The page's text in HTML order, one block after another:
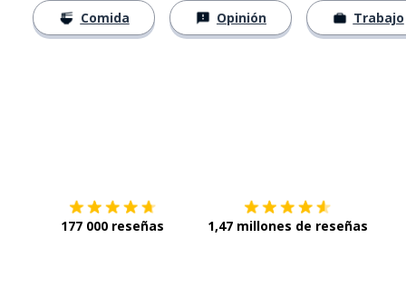
Comida Opinión Trabajo
177 000 reseñas 1,47 millones de reseñas